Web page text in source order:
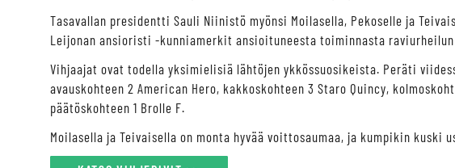
Tasavallan presidentti Sauli Niinistö myönsi Moilasella, Pekoselle ja
Leijonan ansioristi -kunniamerkit ansioituneesta toiminnasta raviurheilun
Vihjaajat ovat todella yksimielisiä lähtöjen ykkössuosikeista. Peräti
avauskohteen 2 American Hero, kakkoskohteen 3 Staro Quincy,
päätöskohteen 1 Brolle F.
Moilasella ja Teivaisella on monta hyvää voittosaumaa, ja kumpikin kuski